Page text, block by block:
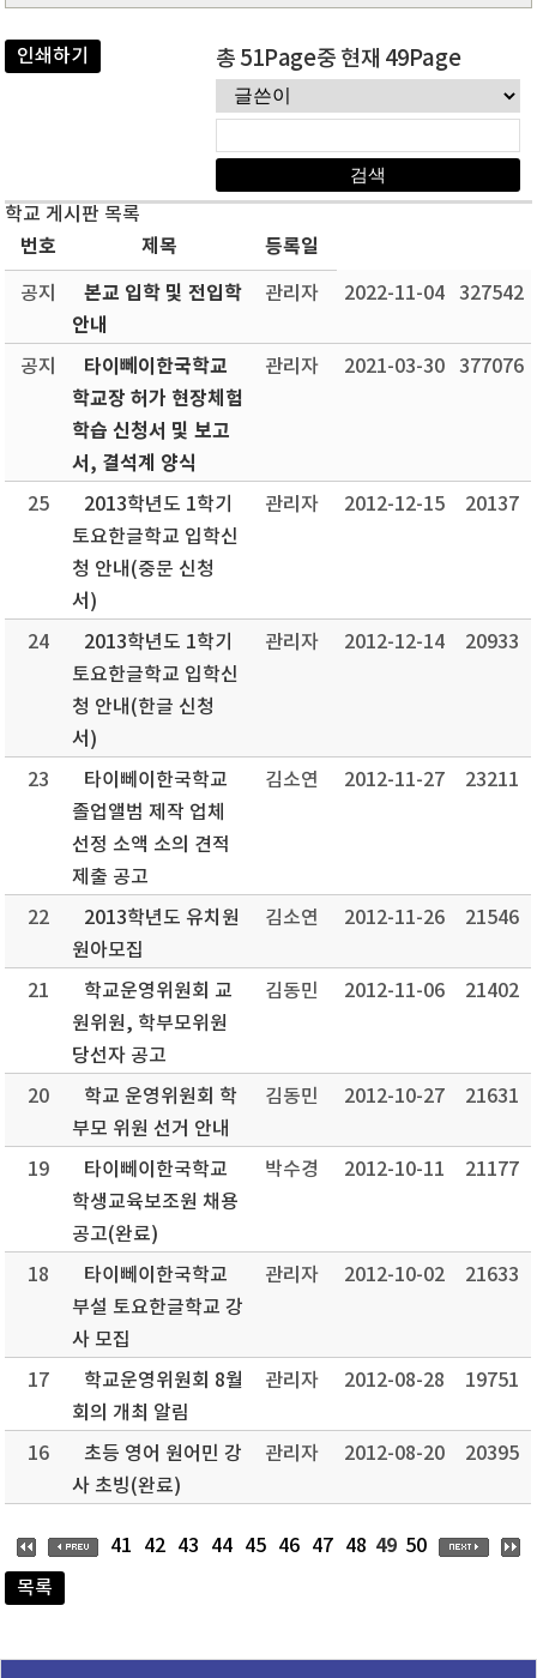
인쇄하기 총 51Page중 현재 49Page
학교 게시판 목록
번호 제목 등록일
공지
본교 입학 및 전입학
안내
관리자 2022-11-04 327542
공지
타이뻬이한국학교
학교장 허가 현장체험
학습 신청서 및 보고
서, 결석계 양식
관리자 2021-03-30 377076
25
2013학년도 1학기
토요한글학교 입학신
청 안내(중문 신청
서)
관리자 2012-12-15 20137
24
2013학년도 1학기
토요한글학교 입학신
청 안내(한글 신청
서)
관리자 2012-12-14 20933
23
타이뻬이한국학교
졸업앨범 제작 업체
선정 소액 소의 견적
제출 공고
김소연 2012-11-27 23211
22
2013학년도 유치원
원아모집
김소연 2012-11-26 21546
21
학교운영위원회 교
원위원, 학부모위원
당선자 공고
김동민 2012-11-06 21402
20
학교 운영위원회 학
부모 위원 선거 안내
김동민 2012-10-27 21631
19
타이뻬이한국학교
학생교육보조원 채용
공고(완료)
박수경 2012-10-11 21177
18
타이뻬이한국학교
부설 토요한글학교 강
사 모집
관리자 2012-10-02 21633
17
학교운영위원회 8월
회의 개최 알림
관리자 2012-08-28 19751
16
초등 영어 원어민 강
사 초빙(완료)
관리자 2012-08-20 20395
41 42 43 44 45 46 47 48 49 50
목록